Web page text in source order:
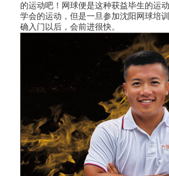
的运动吧！网球便是这种获益毕生的运
学会的运动，但是一旦参加沈阳网球培
确入门以后，会前进很快。